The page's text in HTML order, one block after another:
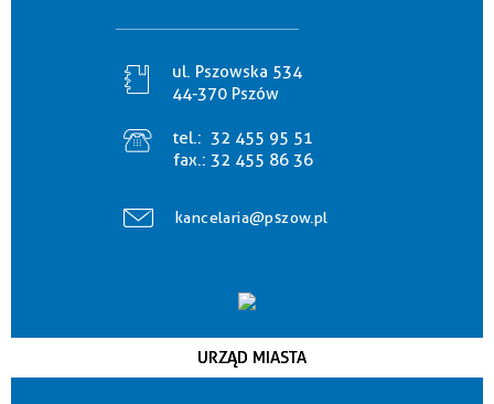
ul. Pszowska 534
44-370 Pszów
tel.: 32 455 95 51
fax.: 32 455 86 36
kancelaria@pszow.pl
URZĄD MIASTA